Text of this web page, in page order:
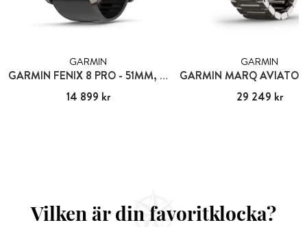
GARMIN
GARMIN FENIX 8 PRO - 51MM, AMOLED
Pris: 14 899 kr
14 899 kr
GARMIN
GARMIN MARQ
Pris:29 249 kr
29 249 kr
Vilken är din favoritklocka?